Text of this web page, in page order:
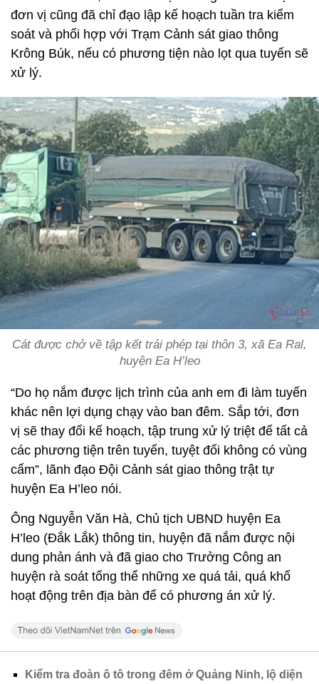
đơn vị cũng đã chỉ đạo lập kế hoạch tuần tra kiểm
soát và phối hợp với Trạm Cảnh sát giao thông
Krông Búk, nếu có phương tiện nào lọt qua tuyến sẽ
xử lý.
Cát được chở về tập kết trái phép tại thôn 3, xã Ea Ral,
huyện Ea H’leo
“Do họ nắm được lịch trình của anh em đi làm tuyến
khác nên lợi dụng chạy vào ban đêm. Sắp tới, đơn
vị sẽ thay đổi kế hoạch, tập trung xử lý triệt để tất cả
các phương tiện trên tuyến, tuyệt đối không có vùng
cấm”, lãnh đạo Đội Cảnh sát giao thông trật tự
huyện Ea H’leo nói.
Ông Nguyễn Văn Hà, Chủ tịch UBND huyện Ea
H’leo (Đắk Lắk) thông tin, huyện đã nắm được nội
dung phản ánh và đã giao cho Trưởng Công an
huyện rà soát tổng thể những xe quá tải, quá khổ
hoạt động trên địa bàn để có phương án xử lý.
Kiểm tra đoàn ô tô trong đêm ở Quảng Ninh, lộ diện